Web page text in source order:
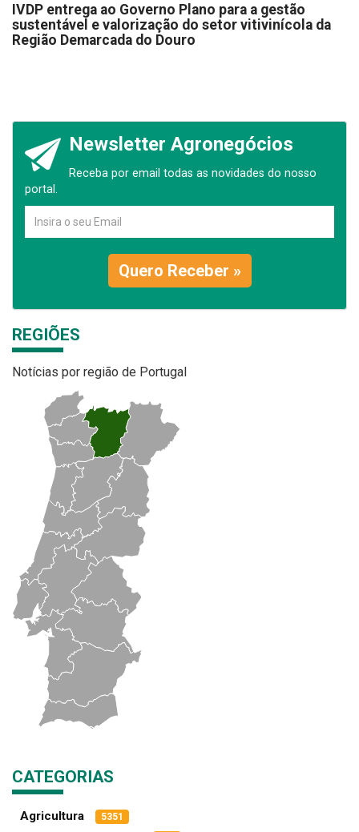
IVDP entrega ao Governo Plano para a gestão
sustentável e valorização do setor vitivinícola da
Região Demarcada do Douro
Newsletter Agronegócios
Receba por email todas as novidades do nosso
portal.
Quero Receber »
REGIÕES
Notícias por região de Portugal
CATEGORIAS
Agricultura 5351